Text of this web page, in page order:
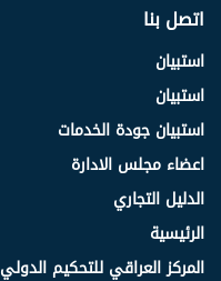
اتصل بنا
استبيان
استبيان
استبيان جودة الخدمات
اعضاء مجلس الادارة
الدليل التجاري
الرئيسية
المركز العراقي للتحكيم الدولي